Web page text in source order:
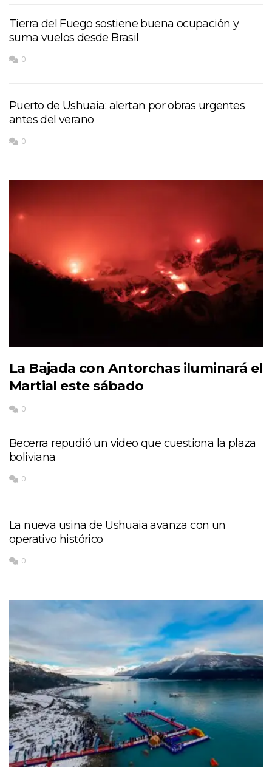
Tierra del Fuego sostiene buena ocupación y
suma vuelos desde Brasil
0
Puerto de Ushuaia: alertan por obras urgentes
antes del verano
0
La Bajada con Antorchas iluminará el
Martial este sábado
0
Becerra repudió un video que cuestiona la plaza
boliviana
0
La nueva usina de Ushuaia avanza con un
operativo histórico
0